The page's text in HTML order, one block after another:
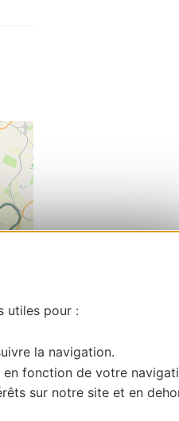
utiles pour :
la navigation.
en fonction de votre
sur notre site et en